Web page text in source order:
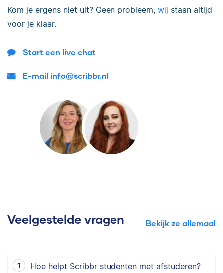
Kom je ergens niet uit? Geen probleem, wij staan altijd
voor je klaar.
Start een live chat
E-mail info@scribbr.nl
Veelgestelde vragen Bekijk ze allemaal
Hoe helpt Scribbr studenten met afstuderen?